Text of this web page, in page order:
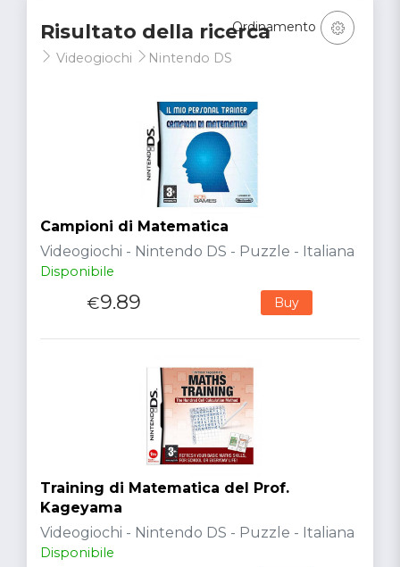
Risultato della ricerca
Videogiochi Nintendo DS
Ordinamento
Campioni di Matematica
Videogiochi - Nintendo DS - Puzzle - Italiana
Disponibile
€9.89 Buy
Training di Matematica del Prof.
Kageyama
Videogiochi - Nintendo DS - Puzzle - Italiana
Disponibile